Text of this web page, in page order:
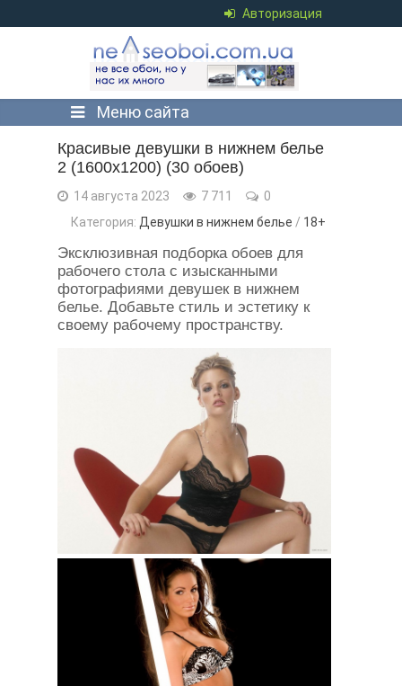
Авторизация
Меню сайта
Красивые девушки в нижнем белье
2 (1600x1200) (30 обоев)
14 августа 2023 7 711
0
Категория: Девушки в нижнем белье / 18+
Эксклюзивная подборка обоев для
рабочего стола с изысканными
фотографиями девушек в нижнем
белье. Добавьте стиль и эстетику к
своему рабочему пространству.